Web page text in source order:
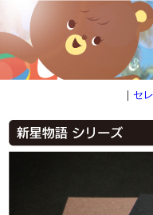
｜ セ